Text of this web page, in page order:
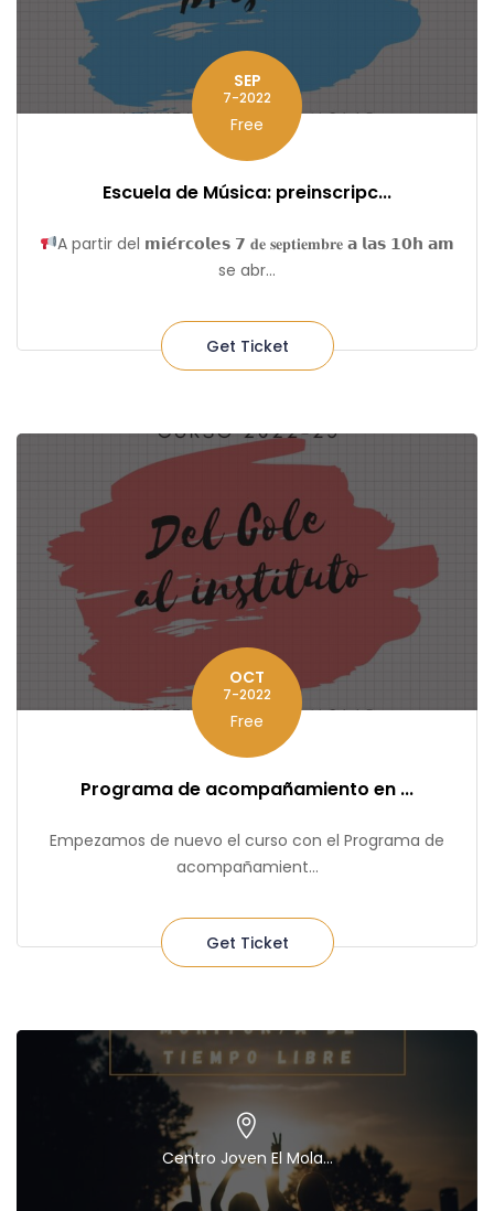
SEP
7-2022
Free
Escuela de Música: preinscripc...
A partir del 𝗺𝗶𝗲́𝗿𝗰𝗼𝗹𝗲𝘀 𝟳 𝐝𝐞 𝐬𝐞𝐩𝐭𝐢𝐞𝐦𝐛𝐫𝐞 𝗮 𝗹𝗮𝘀 𝟭𝟬𝗵 𝗮𝗺
se abr...
Get Ticket
OCT
7-2022
Free
Programa de acompañamiento en ...
Empezamos de nuevo el curso con el Programa de
acompañamient...
Get Ticket
Centro Joven El Mola...